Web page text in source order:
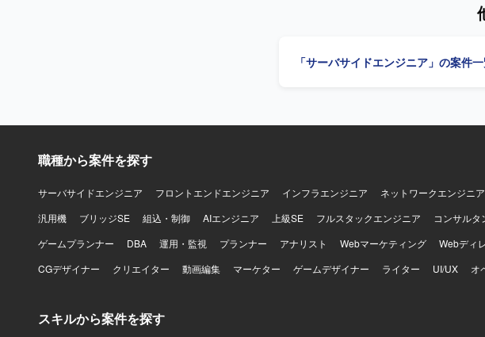
わることができます。サーバサイド
「サーバサイドエンジニア」の案件
職種から案件を探す
サーバサイドエンジニア フロントエンドエンジニア インフラエンジニア ネットワークエンジニア
汎用機
ブリッジSE 組込・制御 AIエンジニア 上級SE フルスタックエンジニア コンサルタ
ゲームプランナー
DBA 運用・監視 プランナー アナリスト Webマーケティング Webディ
CGデザイナー
クリエイター 動画編集 マーケター ゲームデザイナー ライター UI/UX オ
スキルから案件を探す